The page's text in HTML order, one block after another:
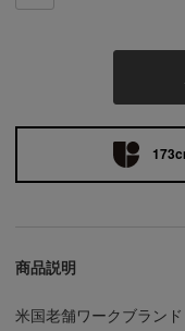
商品説明
米国老舗ワークブランド